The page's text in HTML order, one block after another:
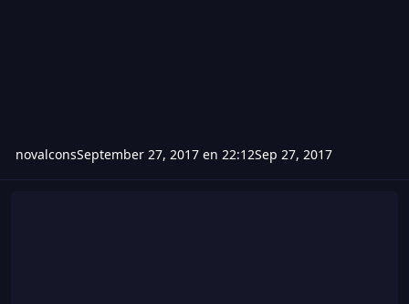
novalconsSeptember 27, 2017 en 22:12Sep 27, 2017